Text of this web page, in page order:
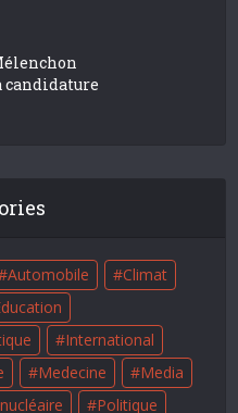
candidature
Automobile
Climat
International
Medecine
Media
nucléaire Politique